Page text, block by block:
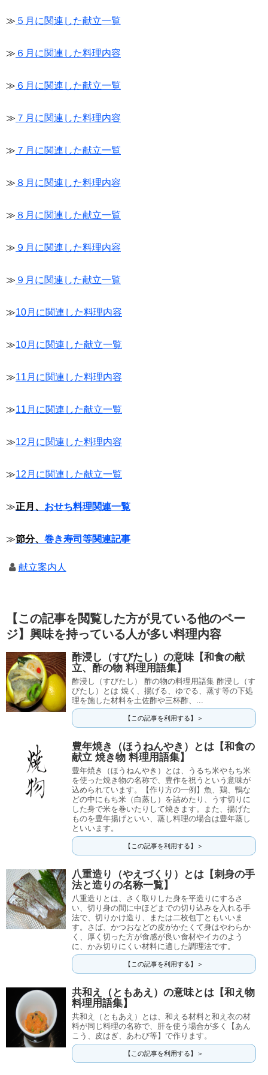
≫ ５月に関連した献立一覧
≫ ６月に関連した料理内容
≫ ６月に関連した献立一覧
≫ ７月に関連した料理内容
≫ ７月に関連した献立一覧
≫ ８月に関連した料理内容
≫ ８月に関連した献立一覧
≫ ９月に関連した料理内容
≫ ９月に関連した献立一覧
≫10月に関連した料理内容
≫10月に関連した献立一覧
≫11月に関連した料理内容
≫11月に関連した献立一覧
≫12月に関連した料理内容
≫12月に関連した献立一覧
≫正月、 おせち料理関連一覧
≫節分、 巻き寿司等関連記事
献立案内人
【この記事を閲覧した方が見ている他のペー
ジ】興味を持っている人が多い料理内容
酢浸し（すびたし）の意味【和食の献
立、酢の物 料理用語集】
酢浸し（すびたし） 酢の物の料理用語集 酢浸し（す
びたし）とは 焼く、揚げる、ゆでる、蒸す等の下処
理を施した材料を土佐酢や三杯酢、...
【この記事を利用する】＞
豊年焼き（ほうねんやき）とは【和食の
献立 焼き物 料理用語集】
豊年焼き（ほうねんやき）とは、うるち米やもち米
を使った焼き物の名称で、豊作を祝うという意味が
込められています。【作り方の一例】魚、鶏、鴨な
どの中にもち米（白蒸し）を詰めたり、うす切りに
した身で米を巻いたりして焼きます。また、揚げた
ものを豊年揚げといい、蒸し料理の場合は豊年蒸し
といいます。
【この記事を利用する】＞
八重造り（やえづくり）とは【刺身の手
法と造りの名称一覧】
八重造りとは、さく取りした身を平造りにするさ
い、切り身の間に中ほどまでの切り込みを入れる手
法で、切りかけ造り、または二枚包丁ともいいま
す。さば、かつおなどの皮がかたくて身はやわらか
く、厚く切った方が食感が良い食材やイカのよう
に、かみ切りにくい材料に適した調理法です。
【この記事を利用する】＞
共和え（ともあえ）の意味とは【和え物
料理用語集】
共和え（ともあえ）とは、和える材料と和え衣の材
料が同じ料理の名称で、肝を使う場合が多く【あん
こう、皮はぎ、あわび等】で作ります。
【この記事を利用する】＞